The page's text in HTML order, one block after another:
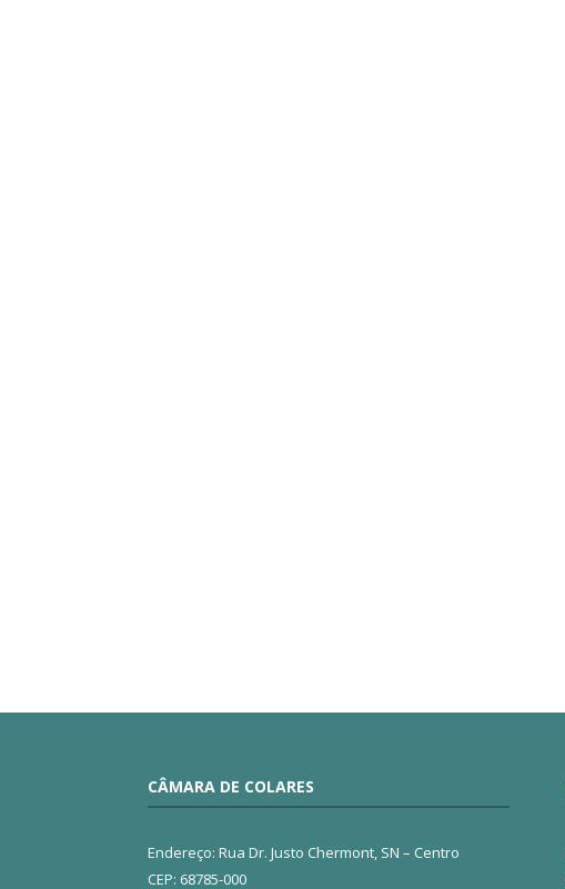
CÂMARA DE COLARES
Endereço: Rua Dr. Justo Chermont, SN – Centro
CEP: 68785-000